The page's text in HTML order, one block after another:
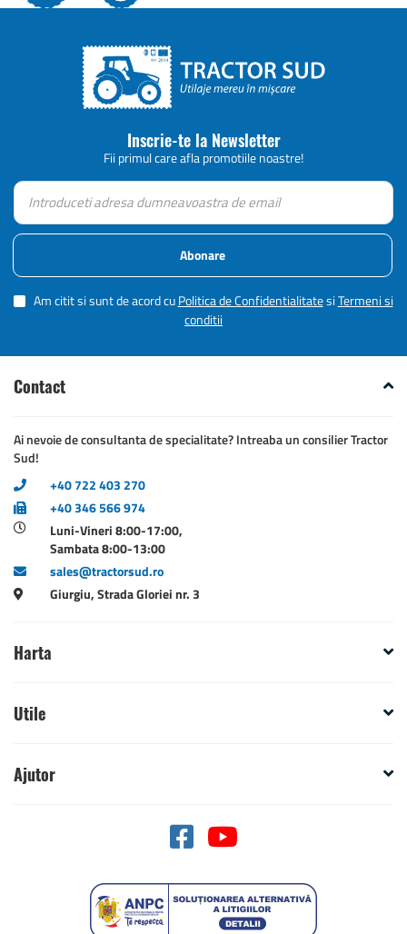
Inscrie-te la Newsletter
Fii primul care afla promotiile noastre!
Abonare
Am citit si sunt de acord cuPolitica de ConfidentialitatesiTermeni si
conditii
Contact
Ai nevoie de consultanta de specialitate? Intreaba un consilier Tractor
Sud!
+40 722 403 270
+40 346 566 974
Luni-Vineri 8:00-17:00,
Sambata 8:00-13:00
sales@tractorsud.ro
Giurgiu, Strada Gloriei nr. 3
Harta
Utile
Ajutor